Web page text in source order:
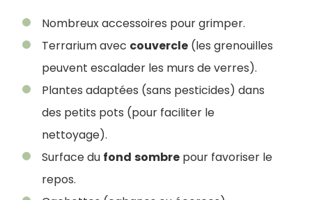
Nombreux accessoires pour grimper.
Terrarium avec couvercle (les grenouilles
peuvent escalader les murs de verres).
Plantes adaptées (sans pesticides) dans
des petits pots (pour faciliter le
nettoyage).
Surface du fond sombre pour favoriser le
repos.